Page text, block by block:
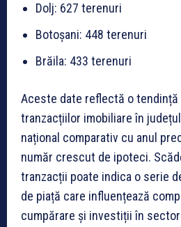
Dolj: 627 terenuri
Botoșani: 448 terenuri
Brăila: 433 terenuri
Aceste date reflectă o tendință
tranzacțiilor imobiliare în județul
național comparativ cu anul
număr crescut de ipoteci.
tranzacții poate indica o serie
de piață care influențează
cumpărare și investiții în